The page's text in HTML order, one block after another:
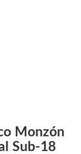
Monzón
Sub-18